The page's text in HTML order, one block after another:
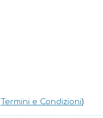
Termini e Condizioni)